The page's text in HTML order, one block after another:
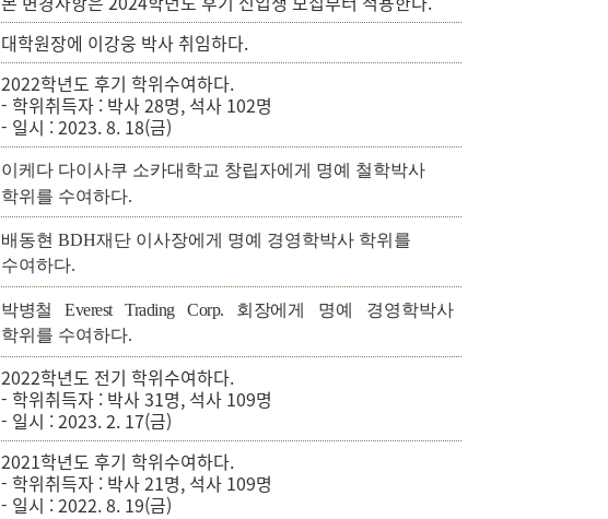
대학원장에 이강웅 박사 취임하다.
2022학년도 후기 학위수여하다.
- 학위취득자 : 박사 28명, 석사 102명
- 일시 : 2023. 8. 18(금)
이케다 다이사쿠 소카대학교 창립자에게 명예 철학박사
학위를 수여하다.
배동현 BDH재단 이사장에게 명예 경영학박사 학위를
수여하다.
박병철 Everest Trading Corp. 회장에게 명예 경영학박사
학위를 수여하다.
2022학년도 전기 학위수여하다.
- 학위취득자 : 박사 31명, 석사 109명
- 일시 : 2023. 2. 17(금)
2021학년도 후기 학위수여하다.
- 학위취득자 : 박사 21명, 석사 109명
- 일시 : 2022. 8. 19(금)